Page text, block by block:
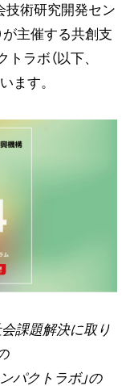
技術研究開発セン
が主催する共創支
ラボ（以下、
ます。
課題解決に取り
パクトラボ」の